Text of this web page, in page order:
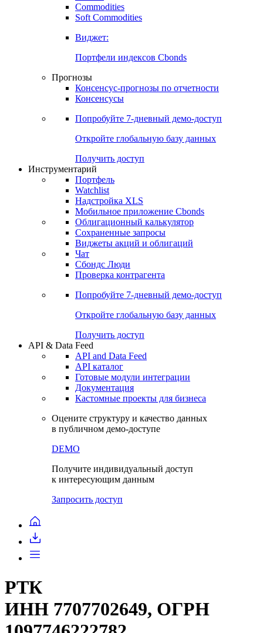
Commodities
Золото
Бензин
Soft Commodities
Виджет:
Портфели индексов Cbonds
Прогнозы
Консенсусы
Попробуйте7-дневный
Откройте глобальную базу данных
Получить доступ
Инструментарий
Портфель
Watchlist
Надстройка XLS
Мобильное приложение Cbonds
Облигационный калькулятор
Сохраненные запросы
Чат
Проверка контрагента
Попробуйте7-дневный
Откройте глобальную базу данных
Получить доступ
API & Data Feed
API and Data Feed
Готовые модули интеграции
Документация
в публичном демо-доступе
РТК